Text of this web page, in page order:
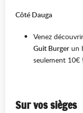
Côté Dauga
Venez
Guit Burger un
seulement 10€ !
Sur vos sièges